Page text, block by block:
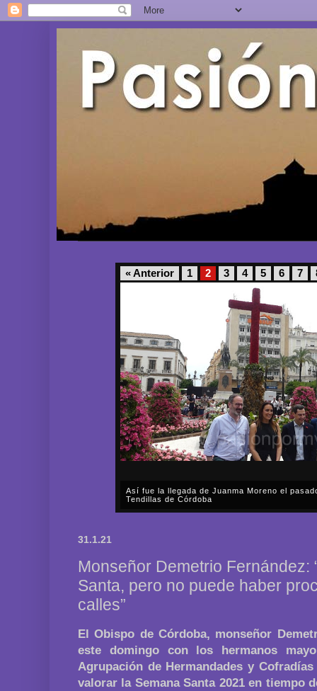
« Anterior 1 2 3 4 5 6 7
Así fue la llegada de Juanma Moreno el
Tendillas de Córdoba
31.1.21
Monseñor Demetrio Fernández:
Santa, pero no puede haber
calles”
El Obispo de Córdoba, monseñor
este domingo con los hermanos
Agrupación de Hermandades y
valorar la Semana Santa 2021 en tiempo